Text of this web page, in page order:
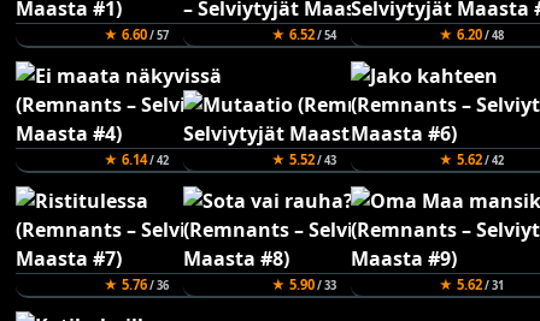
★ 6.60/ 57 ★ 6.52/ 54 ★ 6.20/ 48
★ 6.14/ 42 ★ 5.52/ 43 ★ 5.62/ 42
★ 5.76/ 36 ★ 5.90/ 33 ★ 5.62/ 31